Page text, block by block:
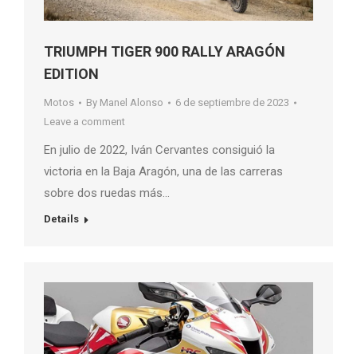
TRIUMPH TIGER 900 RALLY ARAGÓN
EDITION
Motos By Manel Alonso
6 de septiembre de 2023
Leave a comment
En julio de 2022, Iván Cervantes consiguió la
victoria en la Baja Aragón, una de las carreras
sobre dos ruedas más…
Details